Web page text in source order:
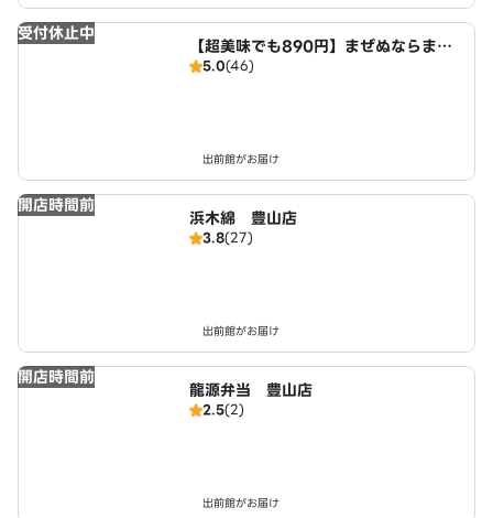
受付休止中
【超美味でも890円】まぜぬならまぜ
てみせよう まぜ麺屋 夕凪crab店
5.0(46)
出前館がお届け
開店時間前
浜木綿 豊山店
3.8(27)
出前館がお届け
開店時間前
龍源弁当 豊山店
2.5(2)
出前館がお届け